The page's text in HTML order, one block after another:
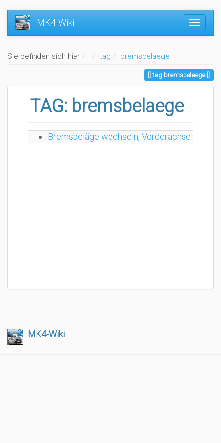
MK4-Wiki
Sie befinden sich hier Home
tag bremsbelaege
tag:bremsbelaege
TAG: bremsbelaege
Bremsbeläge wechseln, Vorderachse (VA)
MK4-Wiki